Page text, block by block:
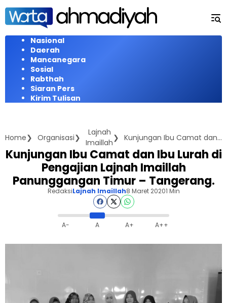
Langsung
konten
Nasional
Daerah
Mancanegara
Sosial
Rabthah
Siaran Pers
Kirim Tulisan
Home Organisasi
Lajnah
Imaillah
Kunjungan Ibu Camat dan Ibu Lurah di Pengajian Lajnah Imaillah Panunggangan Timur - Tangerang.
Kunjungan Ibu Camat dan Ibu Lurah di
Pengajian Lajnah Imaillah
Panunggangan Timur – Tangerang.
RedaksiLajnah Imaillah8 Maret 20201 Min
A- A A+ A++